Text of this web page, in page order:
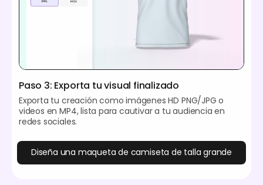
Paso 3: Exporta tu visual finalizado
Exporta tu creación como imágenes HD PNG/JPG o
videos en MP4, lista para cautivar a tu audiencia en
redes sociales.
Diseña una maqueta de camiseta de talla grande